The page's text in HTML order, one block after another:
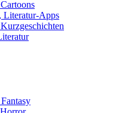
Literatur-Apps